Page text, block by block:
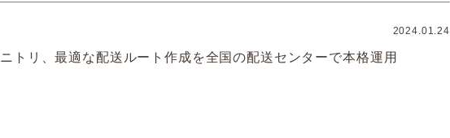
2024.01.24
ニトリ、最適な配送ルート作成を全国の配送センターで本格運用